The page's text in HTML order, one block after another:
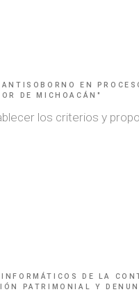
EN
DE MICHOACÁN"
los criterios y
DE LA
PATRIMONIAL Y